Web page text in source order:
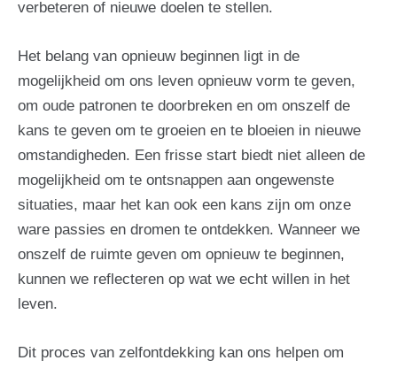
verbeteren of nieuwe doelen te stellen.
Het belang van opnieuw beginnen ligt in de
mogelijkheid om ons leven opnieuw vorm te geven,
om oude patronen te doorbreken en om onszelf de
kans te geven om te groeien en te bloeien in nieuwe
omstandigheden. Een frisse start biedt niet alleen de
mogelijkheid om te ontsnappen aan ongewenste
situaties, maar het kan ook een kans zijn om onze
ware passies en dromen te ontdekken. Wanneer we
onszelf de ruimte geven om opnieuw te beginnen,
kunnen we reflecteren op wat we echt willen in het
leven.
Dit proces van zelfontdekking kan ons helpen om